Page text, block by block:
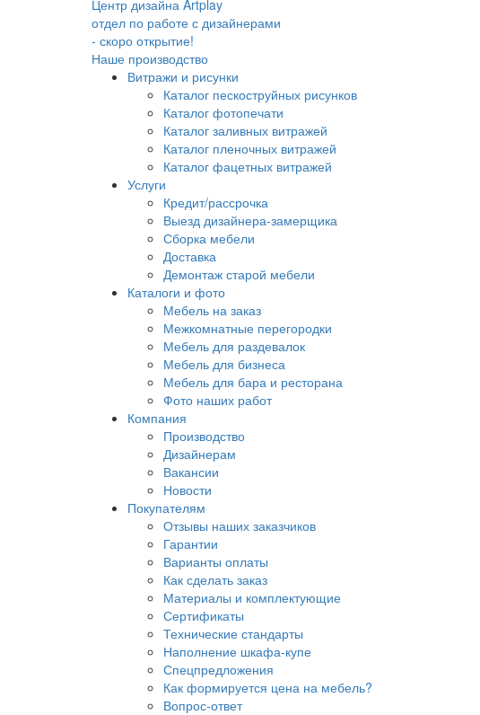
Центр дизайна Artplay
отдел по работе с дизайнерами
- скоро открытие!
Наше производство
Витражи и рисунки
Каталог пескоструйных рисунков
Каталог фотопечати
Каталог заливных витражей
Каталог пленочных витражей
Каталог фацетных витражей
Услуги
Кредит/рассрочка
Выезд дизайнера-замерщика
Сборка мебели
Доставка
Демонтаж старой мебели
Каталоги и фото
Мебель на заказ
Межкомнатные перегородки
Мебель для раздевалок
Мебель для бизнеса
Мебель для бара и ресторана
Фото наших работ
Компания
Производство
Дизайнерам
Вакансии
Новости
Покупателям
Отзывы наших заказчиков
Гарантии
Варианты оплаты
Как сделать заказ
Материалы и комплектующие
Сертификаты
Технические стандарты
Наполнение шкафа-купе
Спецпредложения
Как формируется цена на мебель?
Вопрос-ответ